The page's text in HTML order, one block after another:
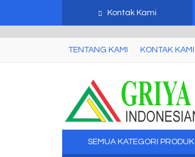
Kontak Kami
TENTANG KAMI KONTAK KAMI
SEMUA KATEGORI PRODUK